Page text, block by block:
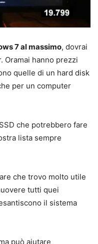
7 al massimo, dovrai
Oramai hanno prezzi
quelle di un hard disk
per un computer
che potrebbero fare
lista sempre
che trovo molto utile
tutti quei
il sistema
può aiutare